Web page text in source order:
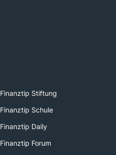
Finanztip Stiftung
Finanztip Schule
Finanztip Daily
Finanztip Forum